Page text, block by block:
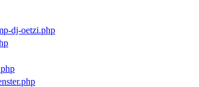
dj-oetzi.php